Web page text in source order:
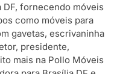
fornecendo móveis
como móveis para
gavetas, escrivaninha
presidente,
mais na Pollo Móveis